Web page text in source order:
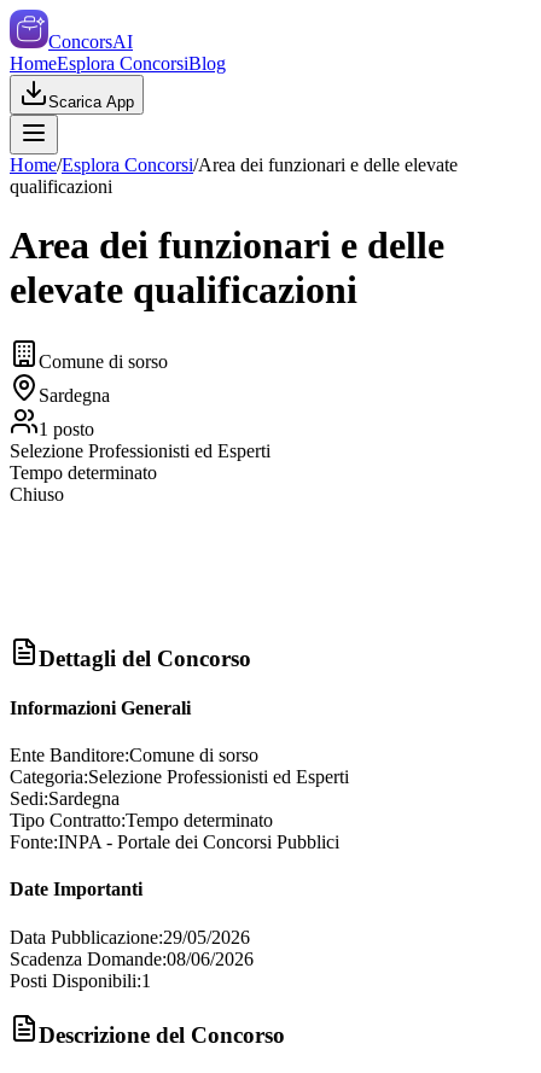
ConcorsAI
HomeEsplora ConcorsiBlog
Scarica App
Home/Esplora Concorsi/Area dei funzionari e delle elevate
qualificazioni
Area dei funzionari e delle
elevate qualificazioni
Comune di sorso
Sardegna
1 posto
Selezione Professionisti ed Esperti
Tempo determinato
Chiuso
Dettagli del Concorso
Informazioni Generali
Ente Banditore:Comune di sorso
Categoria:Selezione Professionisti ed Esperti
Sedi:Sardegna
Tipo Contratto:Tempo determinato
Fonte:INPA - Portale dei Concorsi Pubblici
Date Importanti
Data Pubblicazione:29/05/2026
Scadenza Domande:08/06/2026
Posti Disponibili:1
Descrizione del Concorso